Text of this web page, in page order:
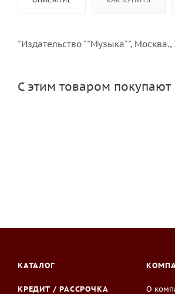
"Издательство ""Музыка"",
С этим товаром покупают
КАТАЛОГ
КРЕДИТ / РАССРОЧКА
О